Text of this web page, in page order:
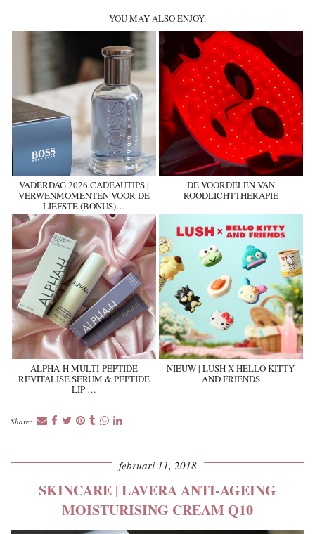
YOU MAY ALSO ENJOY:
VADERDAG 2026 CADEAUTIPS |
VERWENMOMENTEN VOOR DE
LIEFSTE (BONUS)…
DE VOORDELEN VAN
ROODLICHTTHERAPIE
ALPHA-H MULTI-PEPTIDE
REVITALISE SERUM & PEPTIDE
LIP …
NIEUW | LUSH X HELLO KITTY
AND FRIENDS
Share:
februari 11, 2018
SKINCARE | LAVERA ANTI-AGEING
MOISTURISING CREAM Q10